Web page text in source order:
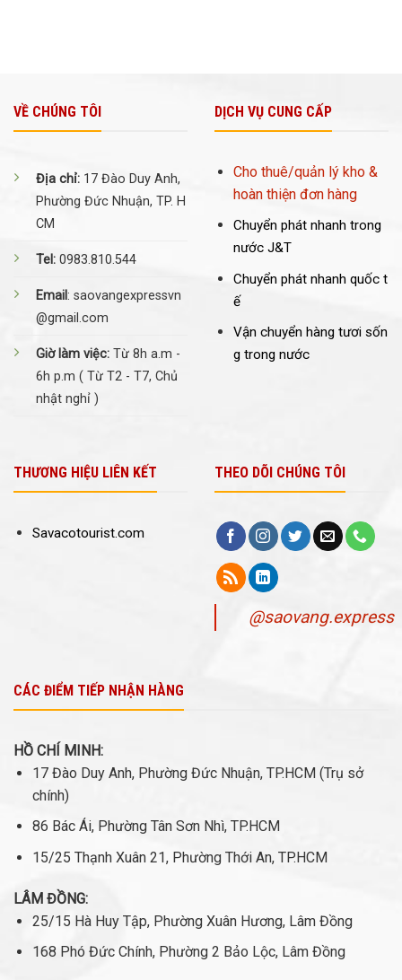
VỀ CHÚNG TÔI
Địa chỉ: 17 Đào Duy Anh,
Phường Đức Nhuận, TP. H
CM
Tel: 0983.810.544
Email: saovangexpressvn
@gmail.com
Giờ làm việc: Từ 8h a.m -
6h p.m ( Từ T2 - T7, Chủ
nhật nghỉ )
DỊCH VỤ CUNG CẤP
Cho thuê/quản lý kho &
hoàn thiện đơn hàng
Chuyển phát nhanh trong
nước J&T
Chuyển phát nhanh quốc t
ế
Vận chuyển hàng tươi sốn
g trong nước
THƯƠNG HIỆU LIÊN KẾT
Savacotourist.com
THEO DÕI CHÚNG TÔI
@saovang.express
CÁC ĐIỂM TIẾP NHẬN HÀNG
HỒ CHÍ MINH:
17 Đào Duy Anh, Phường Đức Nhuận, TP.HCM (Trụ sở
chính)
86 Bác Ái, Phường Tân Sơn Nhì, TP.HCM
15/25 Thạnh Xuân 21, Phường Thới An, TP.HCM
LÂM ĐỒNG:
25/15 Hà Huy Tập, Phường Xuân Hương, Lâm Đồng
168 Phó Đức Chính, Phường 2 Bảo Lộc, Lâm Đồng